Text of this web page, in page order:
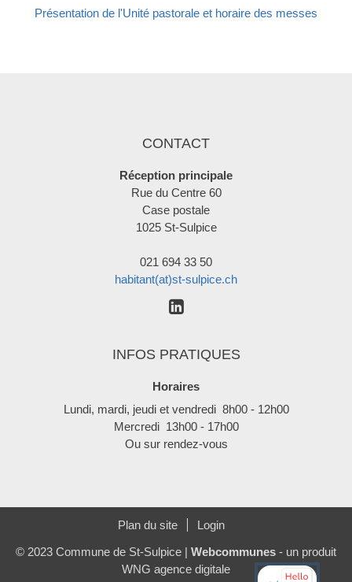
Présentation de l'Unité pastorale et horaire des messes
CONTACT
Réception principale
Rue du Centre 60
Case postale
1025 St-Sulpice
021 694 33 50
habitant(at)st-sulpice.ch
INFOS PRATIQUES
Horaires
Lundi, mardi, jeudi et vendredi 8h00 - 12h00
Mercredi 13h00 - 17h00
Ou sur rendez-vous
Plan du site
Login
© 2023 Commune de St-Sulpice | Webcommunes - un produit
WNG agence digitale